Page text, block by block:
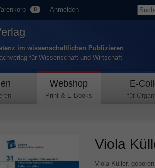
0 Anmelden
im wissenschaftlichen Publizieren
für Wissenschaft und Wirtschaft
Webshop
Print & E-Books
E-
für
Viola
Viola Küller,